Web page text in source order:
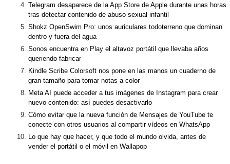
Telegram desaparece de la App Store de Apple durante unas horas
tras detectar contenido de abuso sexual infantil
Shokz OpenSwim Pro: unos auriculares todoterreno que dominan
dentro y fuera del agua
Sonos encuentra en Play el altavoz portátil que llevaba años
queriendo fabricar
Kindle Scribe Colorsoft nos pone en las manos un cuaderno de
gran tamaño para tomar notas a color
Meta AI puede acceder a tus imágenes de Instagram para crear
nuevo contenido: así puedes desactivarlo
Cómo evitar que la nueva función de Mensajes de YouTube te
conecte con otros usuarios al compartir vídeos en WhatsApp
Lo que hay que hacer, y que todo el mundo olvida, antes de
vender el portátil o el móvil en Wallapop